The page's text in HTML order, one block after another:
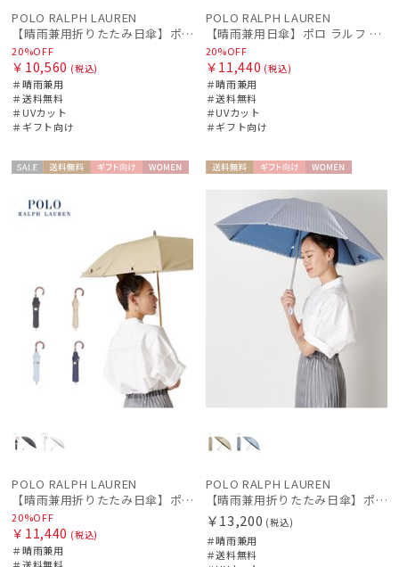
POLO RALPH LAUREN
【晴雨兼用折りたたみ日傘】ポロ ラルフ ローレン (POLO RALPH LAUREN) カラーベア 遮光 遮熱 UV 晴雨兼用
20%OFF
￥10,560 (税込)
＃晴雨兼用
＃送料無料
＃UVカット
＃ギフト向け
POLO RALPH LAUREN
【晴雨兼用日傘】ポロ ラルフ ローレン (POLO RALPH LAUREN) 無地刺繍 簡単開閉 遮光 遮熱 UV 日本製
20%OFF
￥11,440 (税込)
＃晴雨兼用
＃送料無料
＃UVカット
＃ギフト向け
料
POLO RALPH LAUREN
【晴雨兼用折りたたみ日傘】ポロ ラルフ ローレン (POLO RALPH LAUREN) 無地刺繍 遮光 遮熱 UV 晴雨兼用
20%OFF
￥11,440 (税込)
＃晴雨兼用
向け
N
POLO RALPH LAUREN
【晴雨兼用折りたたみ日傘】ポロ ラルフ ローレン (POLO RALPH LAUREN) ストライプスカラ刺繍 遮熱 UV 晴雨兼用
￥13,200 (税込)
＃晴雨兼用
＃送料無料